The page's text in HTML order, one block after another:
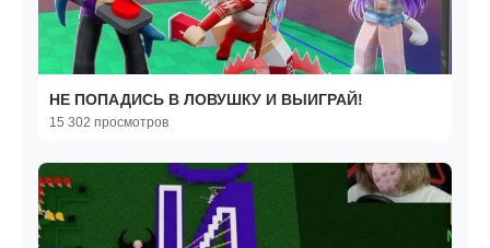
НЕ ПОПАДИСЬ В ЛОВУШКУ И ВЫИГРАЙ!
15 302 просмотров